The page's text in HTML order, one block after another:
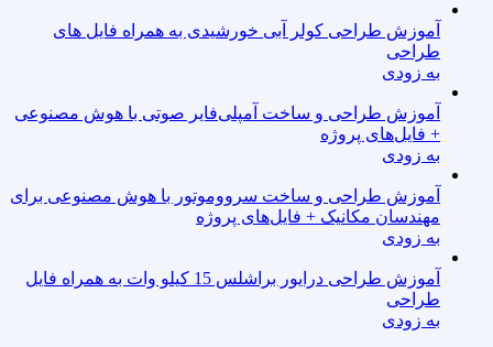
آموزش طراحی کولر آبی خورشیدی به همراه فایل های
طراحی
به زودی
آموزش طراحی و ساخت آمپلی‌فایر صوتی با هوش مصنوعی
+ فایل‌های پروژه
به زودی
آموزش طراحی و ساخت سرووموتور با هوش مصنوعی برای
مهندسان مکانیک + فایل‌های پروژه
به زودی
آموزش طراحی درایور براشلس 15 کیلو وات به همراه فایل
طراحی
به زودی